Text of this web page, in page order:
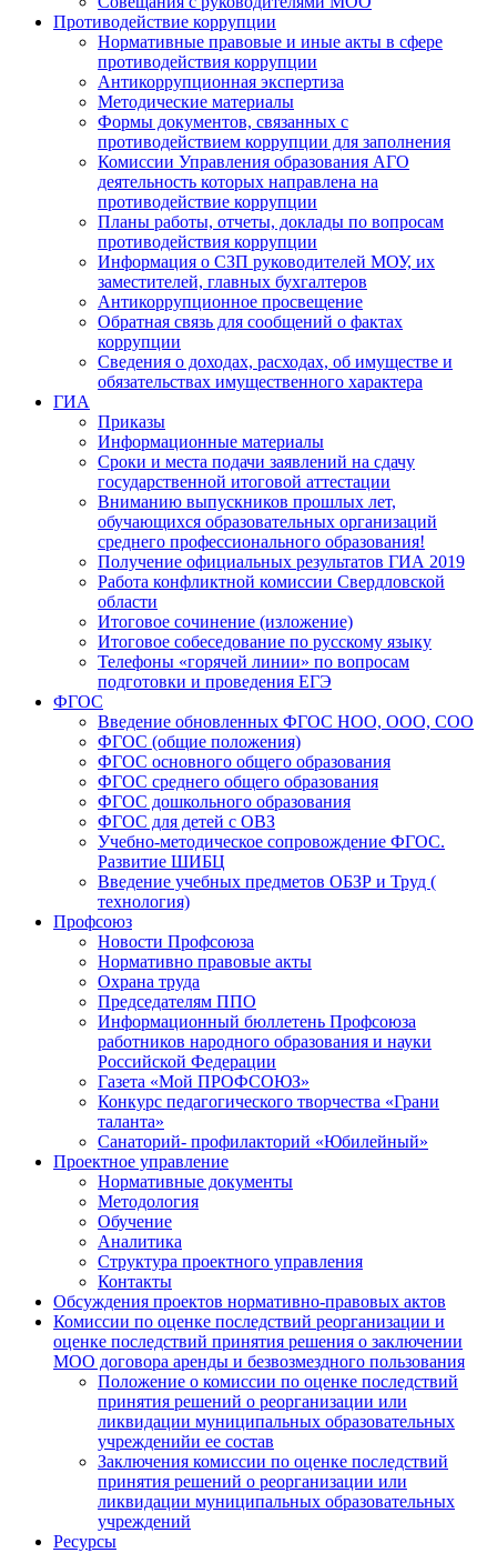
Противодействие коррупции
Нормативные правовые и иные акты в сфере
противодействия коррупции
Антикоррупционная экспертиза
Методические материалы
Формы документов, связанных с
противодействием коррупции для заполнения
Комиссии Управления образования АГО
деятельность которых направлена на
противодействие коррупции
Планы работы, отчеты, доклады по вопросам
противодействия коррупции
Информация о СЗП руководителей МОУ, их
заместителей, главных бухгалтеров
Антикоррупционное просвещение
Обратная связь для сообщений о фактах
коррупции
Сведения о доходах, расходах, об имуществе и
обязательствах имущественного характера
ГИА
Приказы
Информационные материалы
Сроки и места подачи заявлений на сдачу
государственной итоговой аттестации
Вниманию выпускников прошлых лет,
обучающихся образовательных организаций
среднего профессионального образования!
Получение официальных результатов ГИА 2019
Работа конфликтной комиссии Свердловской
области
Итоговое сочинение (изложение)
Итоговое собеседование по русскому языку
Телефоны «горячей линии» по вопросам
подготовки и проведения ЕГЭ
ФГОС
Введение обновленных ФГОС НОО, ООО, СОО
ФГОС (общие положения)
ФГОС основного общего образования
ФГОС среднего общего образования
ФГОС дошкольного образования
ФГОС для детей с ОВЗ
Учебно-методическое сопровождение ФГОС.
Развитие ШИБЦ
Введение учебных предметов ОБЗР и Труд (
технология)
Профсоюз
Новости Профсоюза
Нормативно правовые акты
Охрана труда
Председателям ППО
Информационный бюллетень Профсоюза
работников народного образования и науки
Российской Федерации
Газета «Мой ПРОФСОЮЗ»
Конкурс педагогического творчества «Грани
таланта»
Санаторий- профилакторий «Юбилейный»
Проектное управление
Нормативные документы
Методология
Обучение
Аналитика
Структура проектного управления
Контакты
Обсуждения проектов нормативно-правовых актов
Комиссии по оценке последствий реорганизации и
оценке последствий принятия решения о заключении
МОО договора аренды и безвозмездного пользования
Положение о комиссии по оценке последствий
принятия решений о реорганизации или
ликвидации муниципальных образовательных
учрежденийи ее состав
Заключения комиссии по оценке последствий
принятия решений о реорганизации или
ликвидации муниципальных образовательных
учреждений
Ресурсы